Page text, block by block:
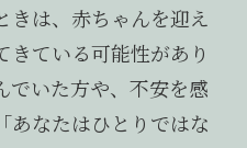
きは、赤ちゃんを迎え
きている可能性があり
でいた方や、不安を感
あなたはひとりではな